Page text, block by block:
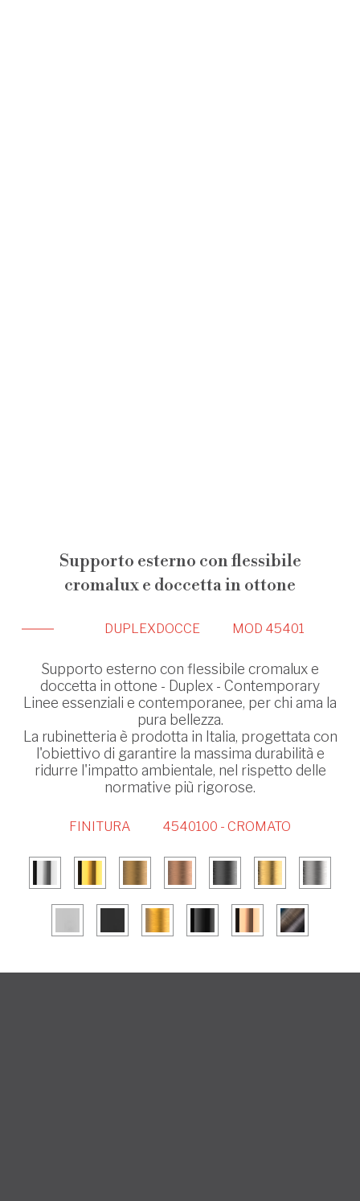
Supporto esterno con flessibile
cromalux e doccetta in ottone
DUPLEX DOCCE MOD 45401
Supporto esterno con flessibile cromalux e
doccetta in ottone - Duplex - Contemporary
Linee essenziali e contemporanee, per chi ama la
pura bellezza.
La rubinetteria è prodotta in Italia, progettata con
l'obiettivo di garantire la massima durabilità e
ridurre l'impatto ambientale, nel rispetto delle
normative più rigorose.
FINITURA 4540100 - CROMATO